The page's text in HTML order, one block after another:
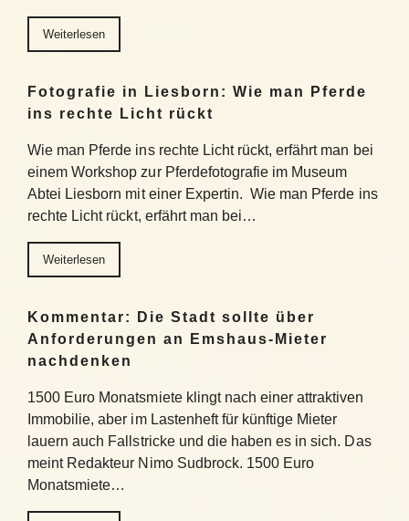
Weiterlesen
Fotografie in Liesborn: Wie man Pferde
ins rechte Licht rückt
Wie man Pferde ins rechte Licht rückt, erfährt man bei
einem Workshop zur Pferdefotografie im Museum
Abtei Liesborn mit einer Expertin. Wie man Pferde ins
rechte Licht rückt, erfährt man bei…
Weiterlesen
Kommentar: Die Stadt sollte über
Anforderungen an Emshaus-Mieter
nachdenken
1500 Euro Monatsmiete klingt nach einer attraktiven
Immobilie, aber im Lastenheft für künftige Mieter
lauern auch Fallstricke und die haben es in sich. Das
meint Redakteur Nimo Sudbrock. 1500 Euro
Monatsmiete…